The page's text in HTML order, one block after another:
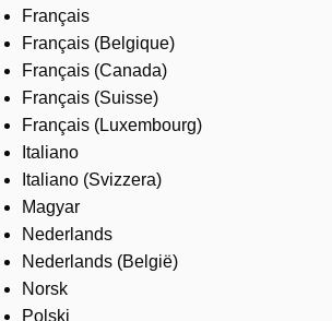
Français
Français (Belgique)
Français (Canada)
Français (Suisse)
Français (Luxembourg)
Italiano
Italiano (Svizzera)
Magyar
Nederlands
Nederlands (België)
Norsk
Polski